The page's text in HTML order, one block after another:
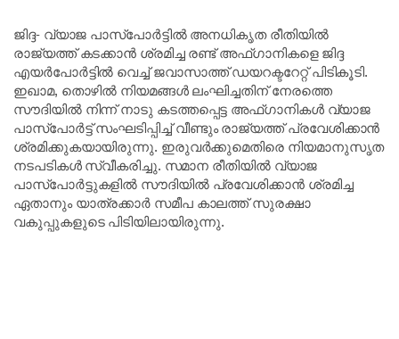
ജിദ്ദ- വ്യാജ പാസ്‌പോർട്ടിൽ അനധികൃത രീതിയിൽ
രാജ്യത്ത് കടക്കാൻ ശ്രമിച്ച രണ്ട് അഫ്ഗാനികളെ ജിദ്ദ
എയർപോർട്ടിൽ വെച്ച് ജവാസാത്ത് ഡയറക്ടറേറ്റ് പിടികൂടി.
ഇഖാമ, തൊഴിൽ നിയമങ്ങൾ ലംഘിച്ചതിന് നേരത്തെ
സൗദിയിൽ നിന്ന് നാടു കടത്തപ്പെട്ട അഫ്ഗാനികൾ വ്യാജ
പാസ്‌പോർട്ട് സംഘടിപ്പിച്ച് വീണ്ടും രാജ്യത്ത് പ്രവേശിക്കാൻ
ശ്രമിക്കുകയായിരുന്നു. ഇരുവർക്കുമെതിരെ നിയമാനുസൃത
നടപടികൾ സ്വീകരിച്ചു. സമാന രീതിയിൽ വ്യാജ
പാസ്‌പോർട്ടുകളിൽ സൗദിയിൽ പ്രവേശിക്കാൻ ശ്രമിച്ച
ഏതാനും യാത്രക്കാർ സമീപ കാലത്ത് സുരക്ഷാ
വകുപ്പുകളുടെ പിടിയിലായിരുന്നു.